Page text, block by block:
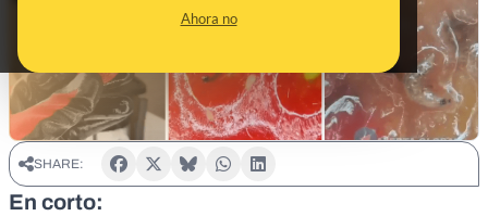
Ahora no
SHARE:
En corto: